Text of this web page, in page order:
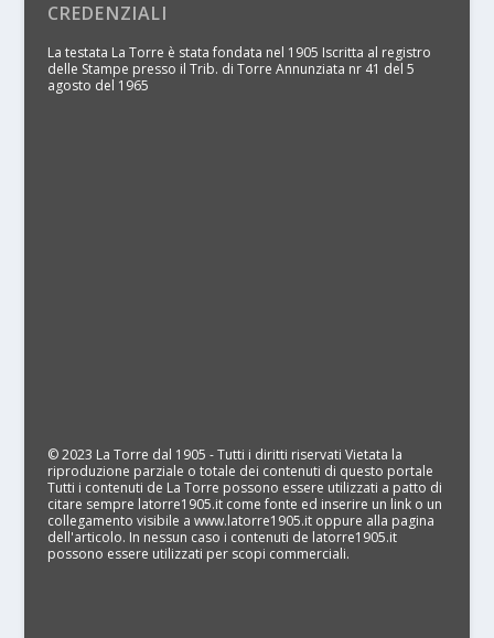
CREDENZIALI
La testata La Torre è stata fondata nel 1905 Iscritta al registro
delle Stampe presso il Trib. di Torre Annunziata nr 41 del 5
agosto del 1965
© 2023 La Torre dal 1905 - Tutti i diritti riservati Vietata la
riproduzione parziale o totale dei contenuti di questo portale
Tutti i contenuti de La Torre possono essere utilizzati a patto di
citare sempre latorre1905.it come fonte ed inserire un link o un
collegamento visibile a www.latorre1905.it oppure alla pagina
dell'articolo. In nessun caso i contenuti de latorre1905.it
possono essere utilizzati per scopi commerciali.